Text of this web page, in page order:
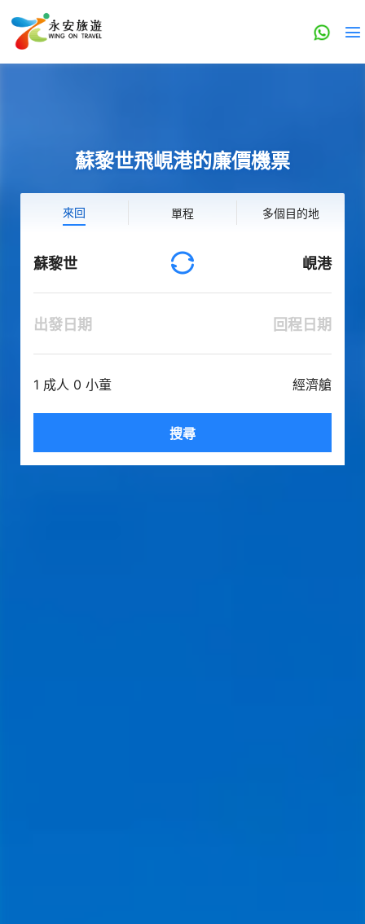
蘇黎世飛峴港的廉價機票
來回 單程 多個目的地
蘇黎世 峴港
出發日期 回程日期
1 成人 0 小童 經濟艙
搜尋